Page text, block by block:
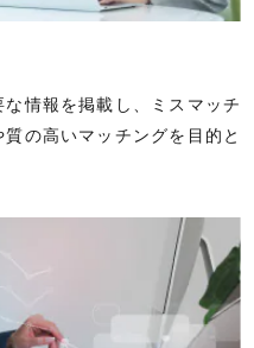
情報を掲載し、ミスマッチ
の高いマッチングを目的と